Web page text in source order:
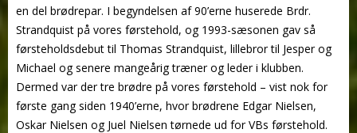
en del brødrepar. I begyndelsen af 90’erne huserede Brdr.
Strandquist på vores førstehold, og 1993-sæsonen gav så
førsteholdsdebut til Thomas Strandquist, lillebror til Jesper og
Michael og senere mangeårig træner og leder i klubben.
Dermed var der tre brødre på vores førstehold – vist nok for
første gang siden 1940’erne, hvor brødrene Edgar Nielsen,
Oskar Nielsen og Juel Nielsen tørnede ud for VBs førstehold.